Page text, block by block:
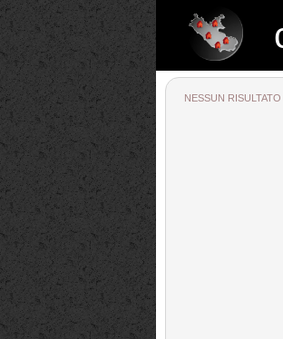
NESSUN
casalazio.net